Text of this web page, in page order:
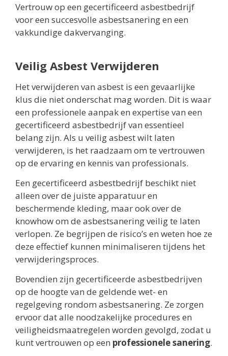
Vertrouw op een gecertificeerd asbestbedrijf
voor een succesvolle asbestsanering en een
vakkundige dakvervanging.
Veilig Asbest Verwijderen
Het verwijderen van asbest is een gevaarlijke
klus die niet onderschat mag worden. Dit is waar
een professionele aanpak en expertise van een
gecertificeerd asbestbedrijf van essentieel
belang zijn. Als u veilig asbest wilt laten
verwijderen, is het raadzaam om te vertrouwen
op de ervaring en kennis van professionals.
Een gecertificeerd asbestbedrijf beschikt niet
alleen over de juiste apparatuur en
beschermende kleding, maar ook over de
knowhow om de asbestsanering veilig te laten
verlopen. Ze begrijpen de risico’s en weten hoe ze
deze effectief kunnen minimaliseren tijdens het
verwijderingsproces.
Bovendien zijn gecertificeerde asbestbedrijven
op de hoogte van de geldende wet- en
regelgeving rondom asbestsanering. Ze zorgen
ervoor dat alle noodzakelijke procedures en
veiligheidsmaatregelen worden gevolgd, zodat u
kunt vertrouwen op een professionele sanering.